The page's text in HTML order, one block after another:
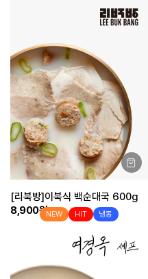
[리북방]이북식 백순대국 600g
8,900원NEW HIT 냉동